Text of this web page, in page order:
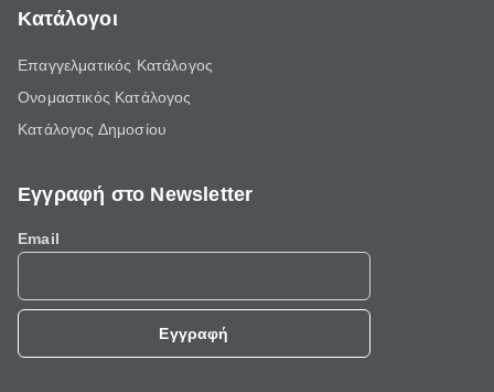
Κατάλογοι
Επαγγελματικός Κατάλογος
Ονομαστικός Κατάλογος
Κατάλογος Δημοσίου
Εγγραφή στο Newsletter
Email
Εγγραφή